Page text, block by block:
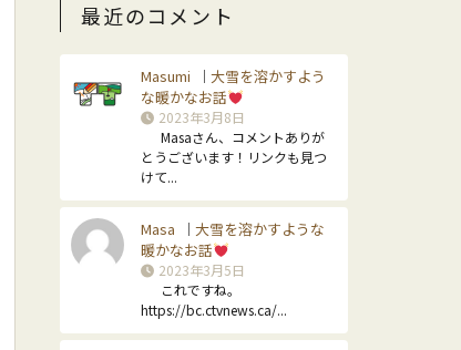
最近のコメント
Masumi ｜ 大雪を溶かすよう
な暖かなお話
2023年3月8日
Masaさん、コメントありが
とうございます！リンクも見つ
けて...
Masa ｜ 大雪を溶かすような
暖かなお話
2023年3月5日
これですね。
https://bc.ctvnews.ca/...